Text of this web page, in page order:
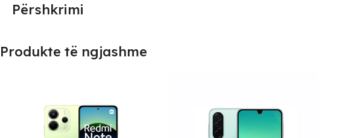
Përshkrimi
Produkte të ngjashme